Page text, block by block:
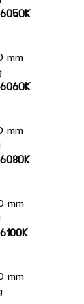
6050K
mm
6060K
mm
6080K
mm
mm